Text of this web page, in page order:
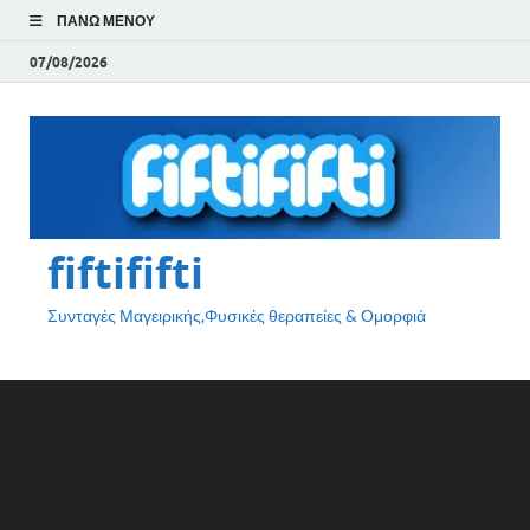
ΠΆΝΩ ΜΕΝΟΎ
07/08/2026
fiftififti
Συνταγές Μαγειρικής,Φυσικές θεραπείες & Ομορφιά